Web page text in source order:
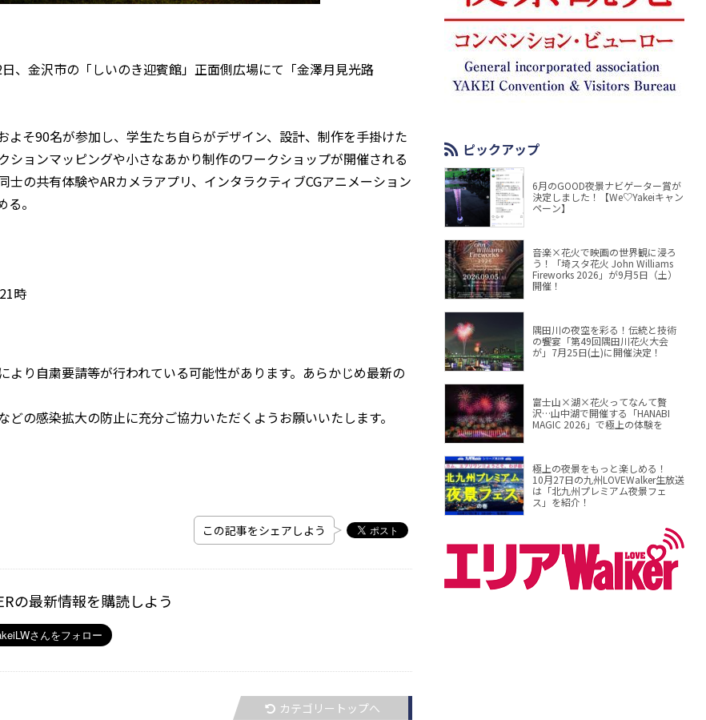
、金沢市の「しいのき迎賓館」正面側広場にて「金澤月見光路
そ90名が参加し、学生たち自らがデザイン、設計、制作を手掛けた
ションマッピングや小さなあかり制作のワークショップが開催される
の共有体験やARカメラアプリ、インタラクティブCGアニメーション
。
時
り自粛要請等が行われている可能性があります。あらかじめ最新の
の感染拡大の防止に充分ご協力いただくようお願いいたします。
この記事をシェアしよう
の最新情報を購読しよう
カテゴリートップへ
ピックアップ
6月のGOOD夜景ナビゲーター賞が
決定しました！【We♡Yakeiキャン
ペーン】
音楽×花火で映画の世界観に浸ろ
う！「埼スタ花火 John Williams
Fireworks 2026」が9月5日（土）
開催！
隅田川の夜空を彩る！伝統と技術
の饗宴「第49回隅田川花火大会
が」7月25日(土)に開催決定！
富士山×湖×花火ってなんて贅
沢…山中湖で開催する「HANABI
MAGIC 2026」で極上の体験を
極上の夜景をもっと楽しめる！
10月27日の九州LOVEWalker生放送
は「北九州プレミアム夜景フェ
ス」を紹介！